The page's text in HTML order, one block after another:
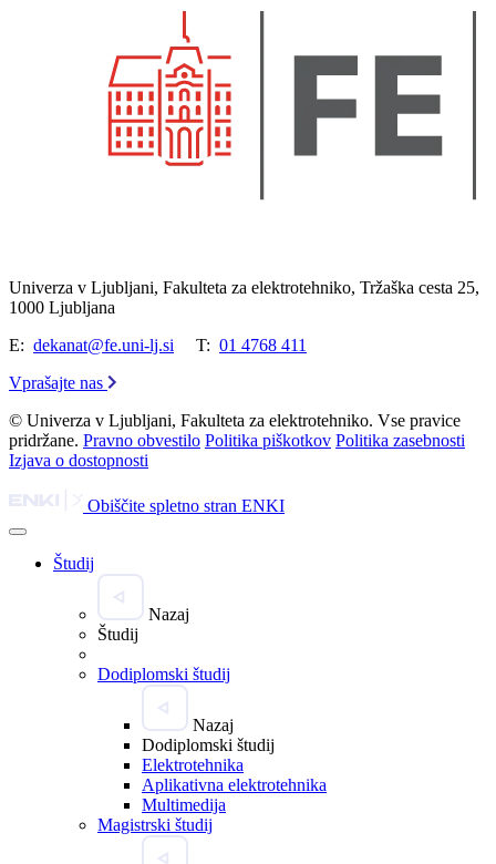
Univerza v Ljubljani, Fakulteta za elektrotehniko, Tržaška cesta 25,
1000 Ljubljana
E: dekanat@fe.uni-lj.si T: 01 4768 411
Vprašajte nas
© Univerza v Ljubljani, Fakulteta za elektrotehniko. Vse pravice
pridržane. Pravno obvestilo Politika piškotkov Politika zasebnosti
Izjava o dostopnosti
Obiščite spletno stran ENKI
Študij
Nazaj
Študij
Dodiplomski študij
Nazaj
Dodiplomski študij
Elektrotehnika
Aplikativna elektrotehnika
Multimedija
Magistrski študij